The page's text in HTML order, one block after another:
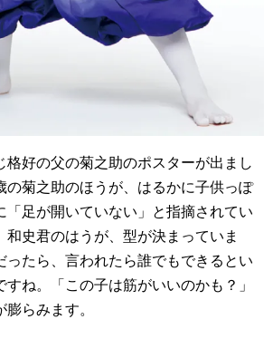
格好の父の菊之助のポスターが出まし
の菊之助のほうが、はるかに子供っぽ
「足が開いていない」と指摘されてい
和史君のはうが、型が決まっていま
ったら、言われたら誰でもできるとい
すね。「この子は筋がいいのかも？」
らみます。